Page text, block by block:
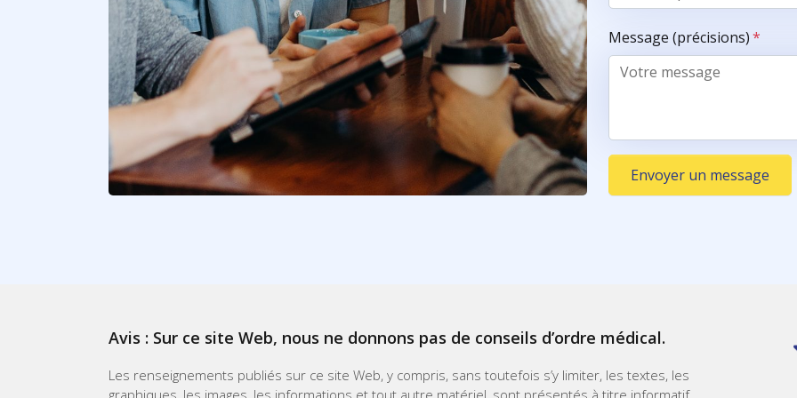
Message (précisions)*
Envoyer un message
Avis : Sur ce site Web, nous ne donnons pas de conseils d’ordre médical.
Les renseignements publiés sur ce site Web, y compris, sans toutefois s’y limiter, les textes, les
graphiques, les images, les informations et tout autre matériel, sont présentés à titre informatif